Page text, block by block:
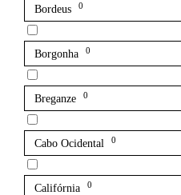
Bordeus 0
Borgonha 0
Breganze 0
Cabo Ocidental 0
Califórnia 0